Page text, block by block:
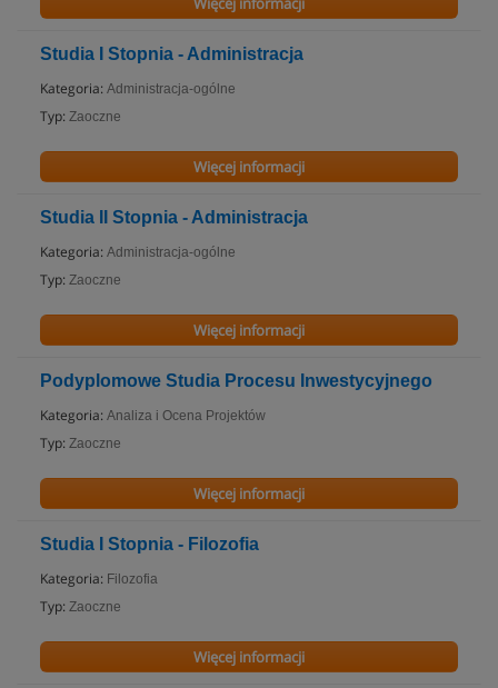
Studia I Stopnia - Administracja
Kategoria: Administracja-ogólne
Typ: Zaoczne
Więcej informacji
Studia II Stopnia - Administracja
Kategoria: Administracja-ogólne
Typ: Zaoczne
Więcej informacji
Podyplomowe Studia Procesu Inwestycyjnego
Kategoria: Analiza i Ocena Projektów
Typ: Zaoczne
Więcej informacji
Studia I Stopnia - Filozofia
Kategoria: Filozofia
Typ: Zaoczne
Więcej informacji